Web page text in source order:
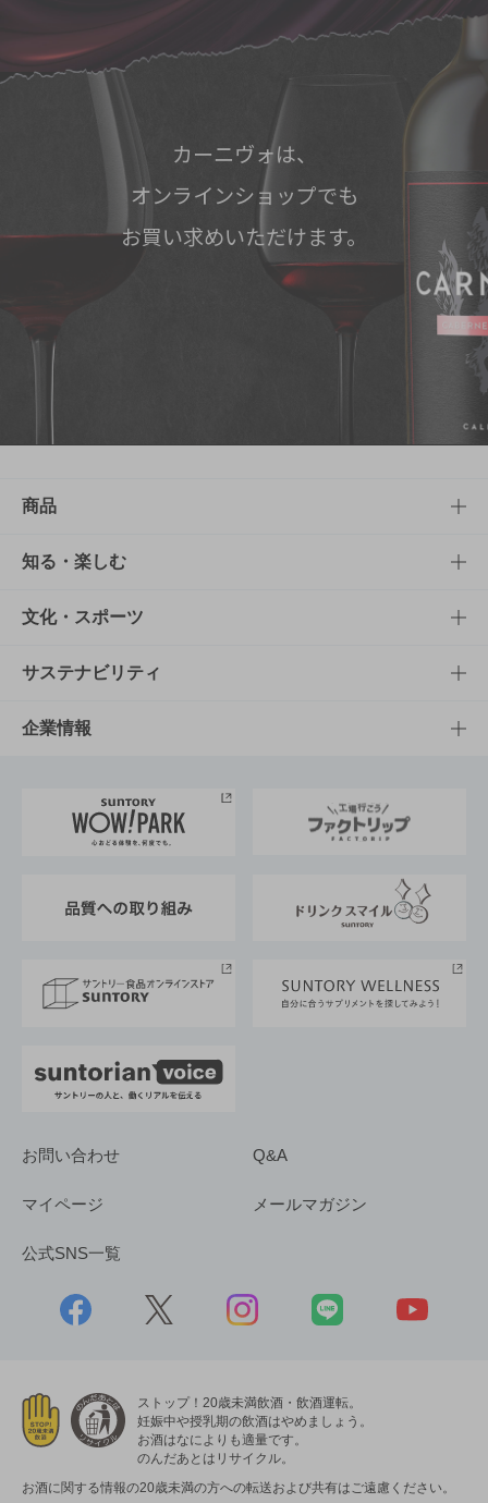
カーニヴォは、
オンラインショップでも
お買い求めいただけます。
商品
商品TOP
商品一覧
商品発売情報
栄養成分一覧
知る・楽しむ
知る・楽しむTOP
キャンペーン
工場見学
地域情報
文化・スポーツ
文化・スポーツTOP
サントリーホール
サントリーサンバーズ大阪
サステナビリティ
サステナビリティTOP
サントリーが考えるサステナビリティ経営
企業情報
企業概要
採用情報
お問い合わせ Q&A
マイページ メールマガジン
公式SNS一覧
ストップ！20歳未満飲酒・飲酒運転。
妊娠中や授乳期の飲酒はやめましょう。
お酒はなによりも適量です。
のんだあとはリサイクル。
お酒に関する情報の20歳未満の方への転送および共有はご遠慮ください。